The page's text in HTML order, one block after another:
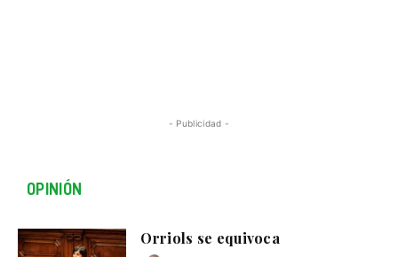
- Publicidad -
OPINIÓN
Orriols se equivoca